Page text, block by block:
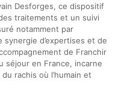
Desforges, ce dispositif
traitements et un suivi
notamment par
d’expertises et de
de Franchir
séjour en France, incarne
rachis où l’humain et